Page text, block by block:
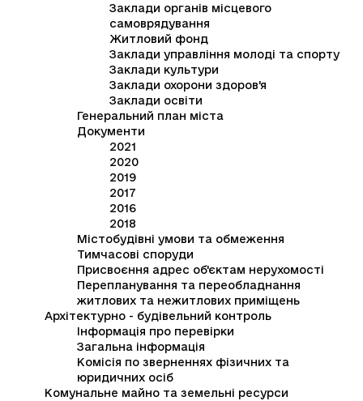
Заклади органів місцевого
самоврядування
Житловий фонд
Заклади управління молоді та спорту
Заклади культури
Заклади охорони здоров'я
Заклади освіти
Генеральний план міста
Документи
2021
2020
2019
2017
2016
2018
Містобудівні умови та обмеження
Тимчасові споруди
Присвоєння адрес об'єктам нерухомості
Перепланування та переобладнання
житлових та нежитлових приміщень
Архітектурно - будівельний контроль
Інформація про перевірки
Загальна інформація
Комісія по зверненнях фізичних та
юридичних осіб
Комунальне майно та земельні ресурси